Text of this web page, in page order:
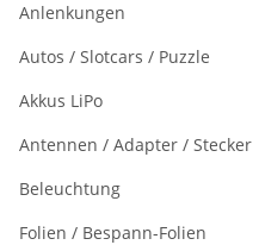
Anlenkungen
Autos / Slotcars / Puzzle
Akkus LiPo
Antennen / Adapter / Stecker
Beleuchtung
Folien / Bespann-Folien